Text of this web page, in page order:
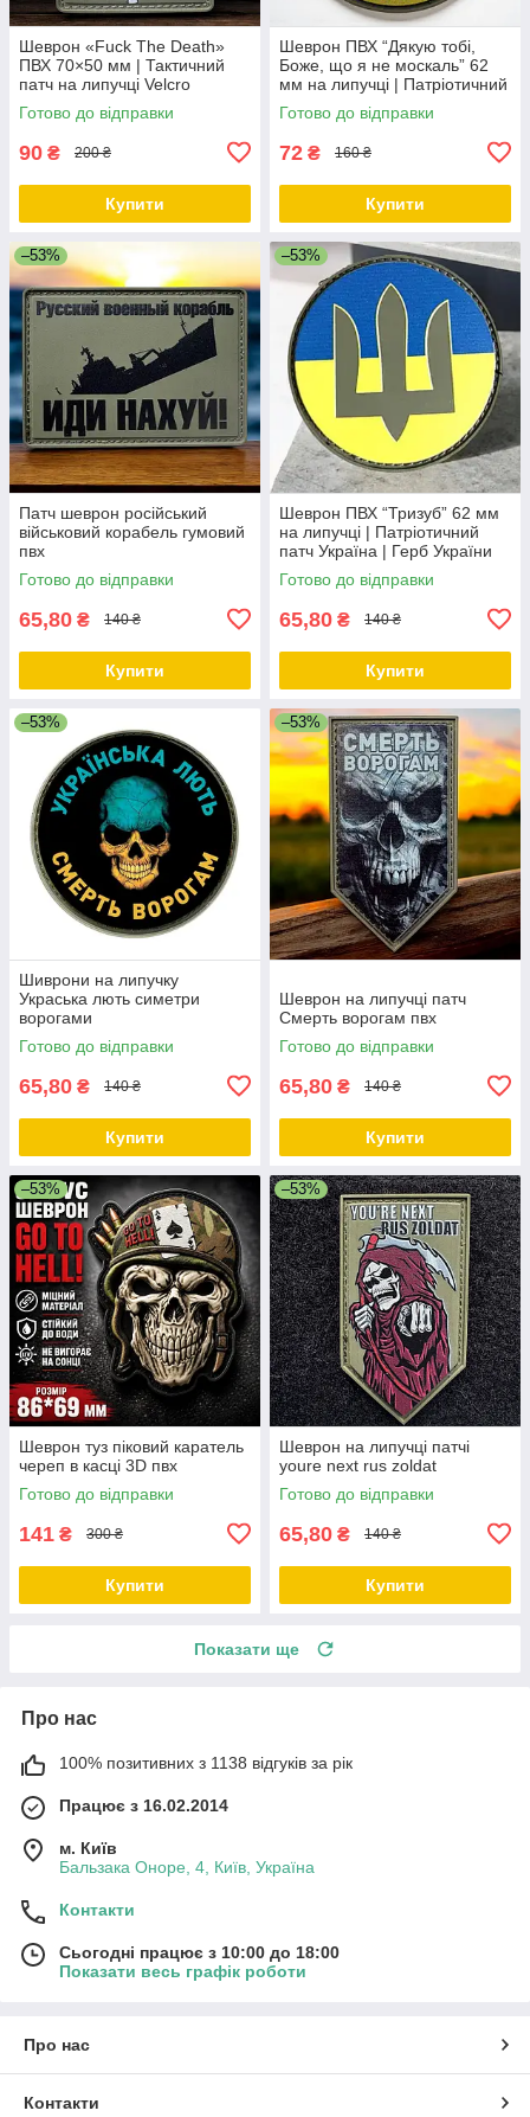
Шеврон «Fuck The Death»
ПВХ 70×50 мм | Тактичний
патч на липучці Velcro
Готово до відправки
90 ₴ 200 ₴
Купити
Шеврон ПВХ “Дякую тобі,
Боже, що я не москаль” 62
мм на липучці | Патріотичний
патч Україна
Готово до відправки
72 ₴ 160 ₴
Купити
–53%
Патч шеврон російський
військовий корабель гумовий
пвх
Готово до відправки
65,80 ₴ 140 ₴
Купити
–53%
Шеврон ПВХ “Тризуб” 62 мм
на липучці | Патріотичний
патч Україна | Герб України
Готово до відправки
65,80 ₴ 140 ₴
Купити
–53%
Шиврони на липучку
Украська лють симетри
ворогами
Готово до відправки
65,80 ₴ 140 ₴
Купити
–53%
Шеврон на липучці патч
Смерть ворогам пвх
Готово до відправки
65,80 ₴ 140 ₴
Купити
–53%
Шеврон туз піковий каратель
череп в касці 3D пвх
Готово до відправки
141 ₴ 300 ₴
Купити
–53%
Шеврон на липучці патчі
youre next rus zoldat
Готово до відправки
65,80 ₴ 140 ₴
Купити
Показати ще
Про нас
100% позитивних з 1138 відгуків за рік
Працює з 16.02.2014
м. Київ
Бальзака Оноре, 4, Київ, Україна
Контакти
Сьогодні працює з 10:00 до 18:00
Показати весь графік роботи
Про нас
Контакти